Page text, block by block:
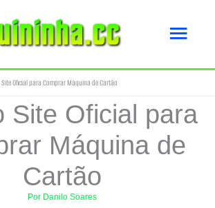
Site Oficial para Comprar Máquina de Cartão
Site Oficial para
Máquina de
Cartão
Por Danilo Soares